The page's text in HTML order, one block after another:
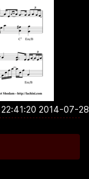
2014-07-28